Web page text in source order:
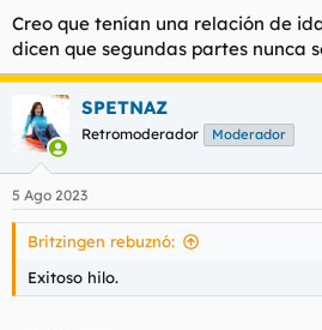
Creo que tenían una relación de
dicen que segundas partes nunca
SPETNAZ
Retromoderador Moderador
5 Ago 2023
Britzingen rebuznó:
Exitoso hilo.